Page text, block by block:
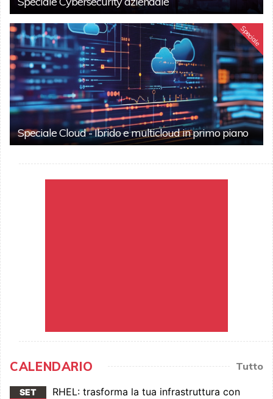
Speciale
Speciale Cloud - Ibrido e multicloud in primo piano
CALENDARIO Tutto
SET
RHEL: trasforma la tua infrastruttura con